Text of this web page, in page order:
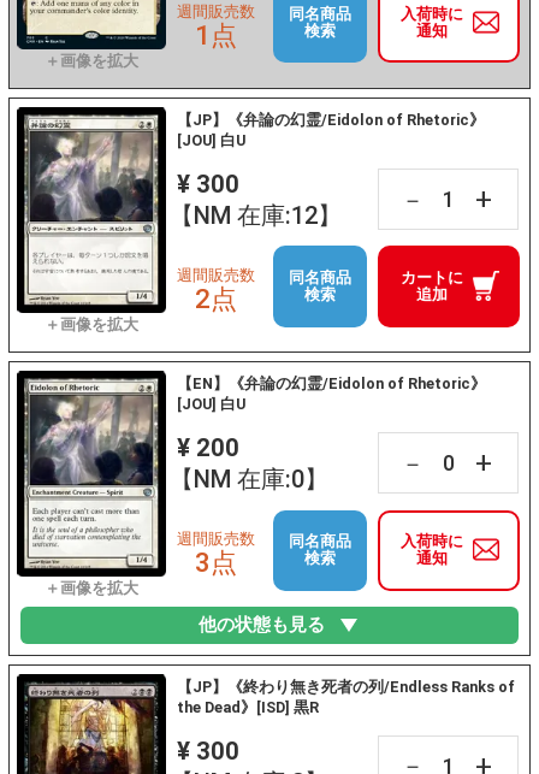
入荷時に
通知
週間販売数
1点
同名商品
検索
【JP】《弁論の幻霊/Eidolon of Rhetoric》
[JOU] 白U
¥ 300
【NM 在庫:12】
－ +
カートに
追加
週間販売数
2点
同名商品
検索
【EN】《弁論の幻霊/Eidolon of Rhetoric》
[JOU] 白U
¥ 200
【NM 在庫:0】
－ +
入荷時に
通知
週間販売数
3点
同名商品
検索
他の状態も見る
【JP】《終わり無き死者の列/Endless Ranks of
the Dead》[ISD] 黒R
¥ 300
－ +